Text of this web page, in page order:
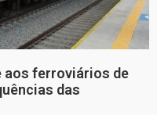
aos ferroviários de
das